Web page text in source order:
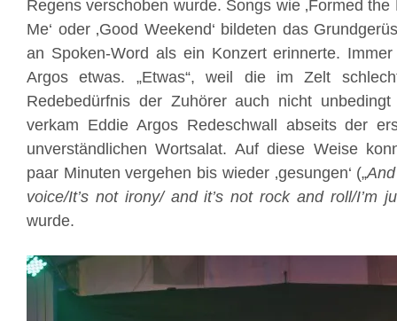
Regens verschoben wurde. Songs wie ‚Formed the
Me‘ oder ‚Good Weekend‘ bildeten das
an Spoken-Word als ein Konzert erinnerte.
Argos etwas. „Etwas“, weil die im Zelt
Redebedürfnis der Zuhörer auch nicht
verkam Eddie Argos Redeschwall abseits der
unverständlichen Wortsalat. Auf diese Weise
paar Minuten vergehen bis wieder ‚gesungen‘ („
voice/It’s not irony/ and it’s not rock and roll/I’m
wurde.